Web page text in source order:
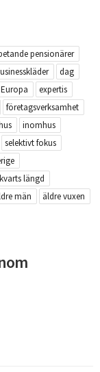
pensionärer
dag
Europa
expertis
företagsverksamhet
inomhus
selektivt fokus
längd
män äldre vuxen